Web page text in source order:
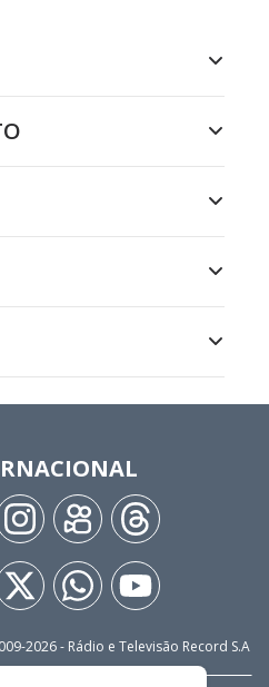
2026- Rádio e Televisão Record S.A